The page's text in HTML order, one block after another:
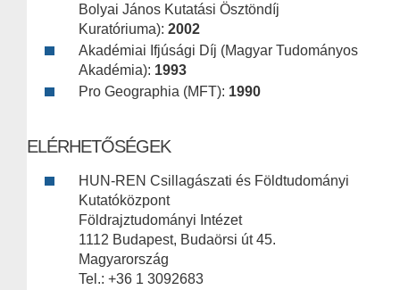
Bolyai János Kutatási Ösztöndíj
Kuratóriuma): 2002
Akadémiai Ifjúsági Díj (Magyar Tudományos
Akadémia): 1993
Pro Geographia (MFT): 1990
ELÉRHETŐSÉGEK
HUN-REN Csillagászati és Földtudományi
Kutatóközpont
Földrajztudományi Intézet
1112 Budapest, Budaörsi út 45.
Magyarország
Tel.: +36 1 3092683